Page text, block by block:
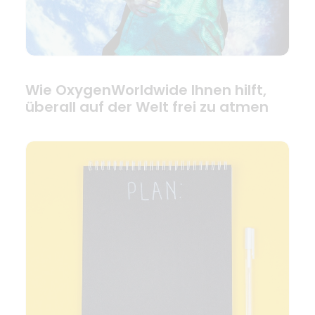
Wie OxygenWorldwide Ihnen hilft,
überall auf der Welt frei zu atmen